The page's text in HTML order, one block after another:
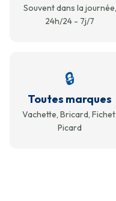
Souvent dans la journée,
24h/24 - 7j/7
🔒
Toutes marques
Vachette, Bricard, Fichet,
Picard